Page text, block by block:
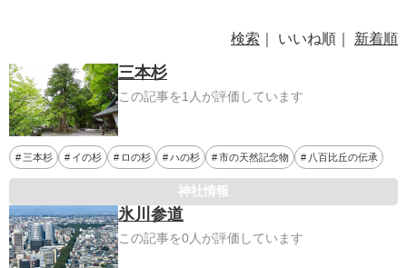
検索 ｜ いいね順｜ 新着順
三本杉
この記事を1人が評価しています
三本杉 イの杉 ロの杉 ハの杉 市の天然記念物 八百比丘の伝承
神社情報
氷川参道
この記事を0人が評価しています